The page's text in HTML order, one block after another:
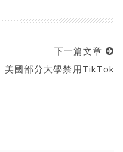
下一篇文章
美國部分大學禁用TikTok